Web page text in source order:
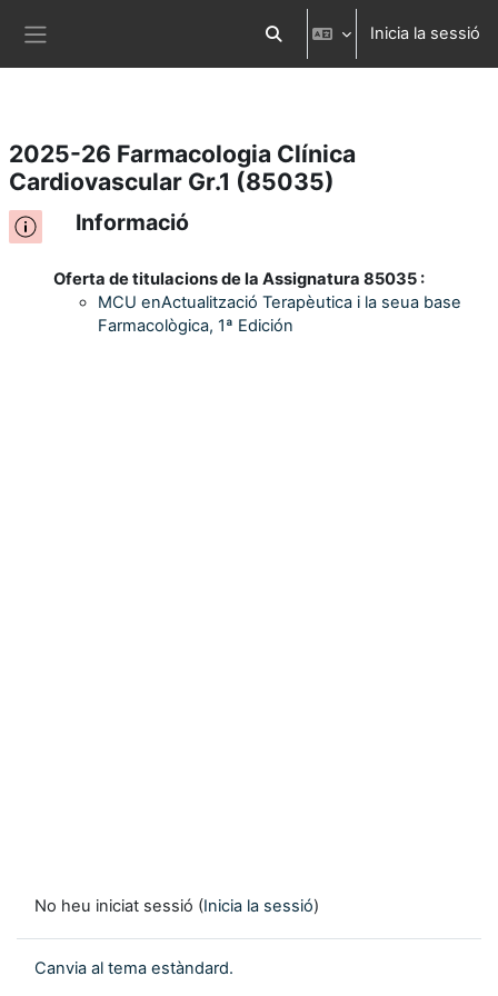
Ves al contingut principal Commuta l'entrada de la cerca
Inicia la sessió
2025-26 Farmacologia Clínica
Cardiovascular Gr.1 (85035)
Informació
Oferta de titulacions de la Assignatura 85035 :
MCU enActualització Terapèutica i la seua base
Farmacològica, 1ª Edición
No heu iniciat sessió (Inicia la sessió)
Canvia al tema estàndard.